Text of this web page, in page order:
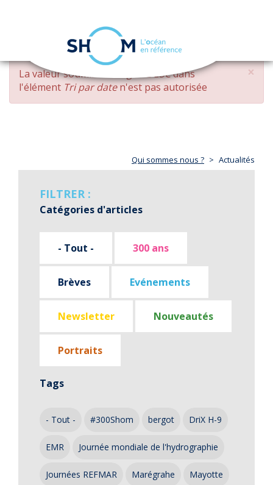
Aller
contenu
principal
navigation
×
MESSAGE
D'ERREUR
La valeur soumise changed DESCdans
l'élément Tri par daten'est pas autorisée
Qui sommes nous ? Actualités
FILTRER :
Catégories d'articles
- Tout - 300 ans
Brèves Evénements
Newsletter Nouveautés
Portraits
Tags
- Tout - #300Shom bergot DriX H-9
EMR Journée mondiale de l'hydrographie
Journées REFMAR Marégrahe Mayotte